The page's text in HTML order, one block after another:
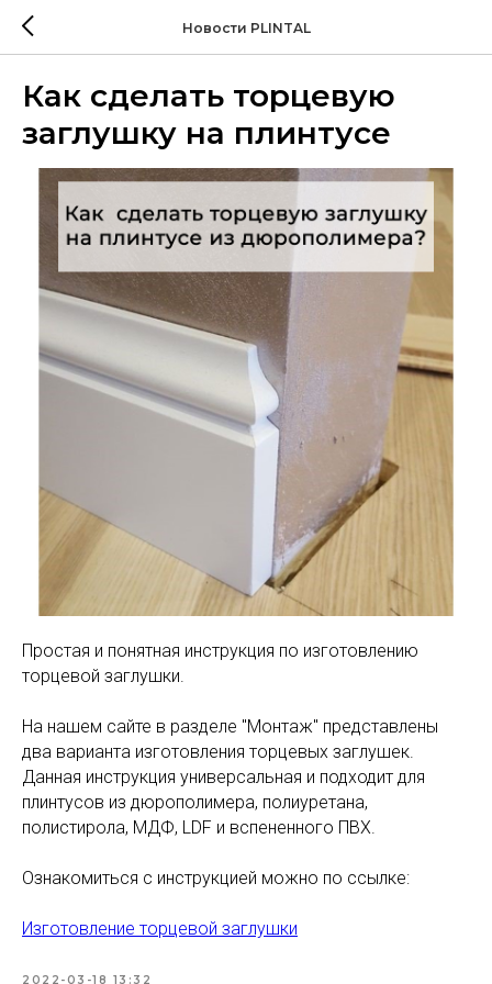
Новости PLINTAL
Как сделать торцевую
заглушку на плинтусе
Простая и понятная инструкция по изготовлению
торцевой заглушки.
На нашем сайте в разделе "Монтаж" представлены
два варианта изготовления торцевых заглушек.
Данная инструкция универсальная и подходит для
плинтусов из дюрополимера, полиуретана,
полистирола, МДФ, LDF и вспененного ПВХ.
Ознакомиться с инструкцией можно по ссылке:
Изготовление торцевой заглушки
2022-03-18 13:32